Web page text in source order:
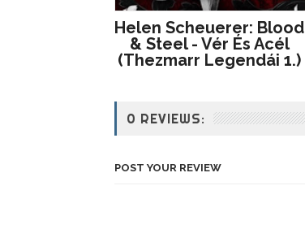
Helen Scheuerer: Blood
& Steel - Vér És Acél
(Thezmarr Legendái 1.)
0 REVIEWS:
POST YOUR REVIEW